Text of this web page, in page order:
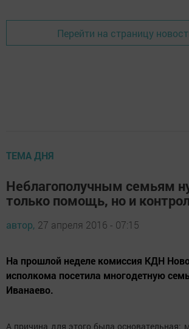
Перейти на страницу
ТЕМА ДНЯ
Неблагополучным семьям
только помощь, но и
автор, 27 апреля 2016 - 07:15
На прошлой неделе комиссия КДН
исполкома посетила многодетную
Иванаево.
А причина для этого была основательная: